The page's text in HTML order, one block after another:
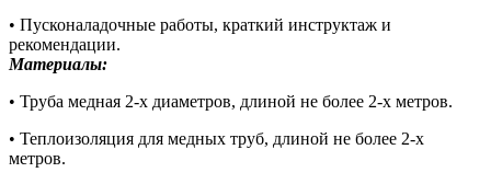
• Пусконаладочные работы, краткий инструктаж и
рекомендации.
Материалы:
• Труба медная 2-х диаметров, длиной не более 2-х метров.
• Теплоизоляция для медных труб, длиной не более 2-х
метров.